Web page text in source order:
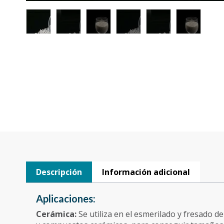
Descripción Información adicional
Aplicaciones:
Cerámica:Se utiliza en el esmerilado y fresado